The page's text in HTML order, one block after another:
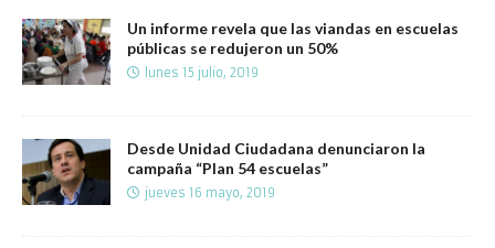
Un informe revela que las viandas en escuelas
públicas se redujeron un 50%
lunes 15 julio, 2019
Desde Unidad Ciudadana denunciaron la
campaña “Plan 54 escuelas”
jueves 16 mayo, 2019